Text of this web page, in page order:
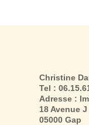
Christine
Tel :
Adresse :
18 Avenue
05000 Gap